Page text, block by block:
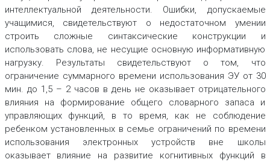
интеллектуальной деятельности. Ошибки, допускаемые
учащимися, свидетельствуют о недостаточном умении
строить сложные синтаксические конструкции и
использовать слова, не несущие основную информативную
нагрузку. Результаты свидетельствуют о том, что
ограничение суммарного времени использования ЭУ от 30
мин. до 1,5 – 2 часов в день не оказывает отрицательного
влияния на формирование общего словарного запаса и
управляющих функций, в то время, как не соблюдение
ребенком установленных в семье ограничений по времени
использования электронных устройств вне школы
оказывает влияние на развитие когнитивных функций в